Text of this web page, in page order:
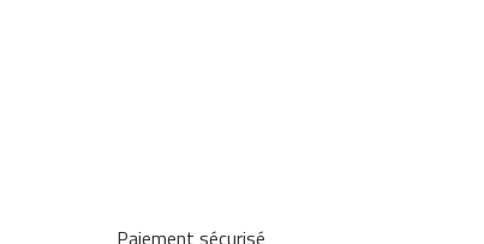
Paiement sécurisé